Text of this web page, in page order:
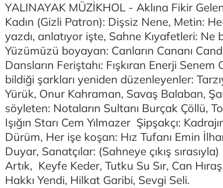
YALINAYAK MÜZİKHOL - Aklına Fikir
Kadın (Gizli Patron): Dişsiz Nene, Metin:
yazdı, anlatıyor işte, Sahne Kıyafetleri: Ne
Yüzümüzü boyayan: Canların Cananı
Dansların Feriştahı: Fışkıran Enerji
bildiği şarkları yeniden düzenleyenler:
Yürük, Onur Kahraman, Savaş Balaban,
söyleten: Notaların Sultanı Burçak Çöllü,
Işığın Starı Cem Yılmazer Şipşakçı:
Dürüm, Her işe koşan: Hız Tufanı Emin
Duyar, Sanatçılar: (Sahneye çıkış
Artık, Keyfe Keder, Tutku Su Sır, Can
Hakkı Yendi, Hilkat Garibi, Sevgi Seli.